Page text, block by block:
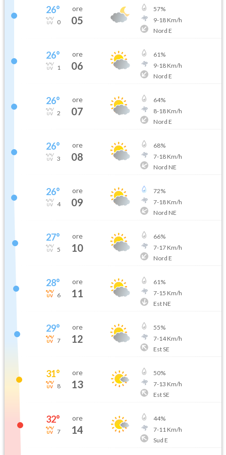
26°
0
ore
05
57%
9-18Km/h
Nord E
26°
1
ore
06
61%
9-18Km/h
Nord E
26°
2
ore
07
64%
8-18Km/h
Nord E
26°
3
ore
08
68%
7-18Km/h
Nord NE
26°
4
ore
09
72%
7-18Km/h
Nord NE
27°
5
ore
10
66%
7-17Km/h
Nord E
28°
6
ore
11
61%
7-15 Km/h
Est NE
29°
7
ore
12
55%
7-14Km/h
Est SE
31°
8
ore
13
50%
7-13 Km/h
Est SE
32°
7
ore
14
44%
7-11 Km/h
Sud E